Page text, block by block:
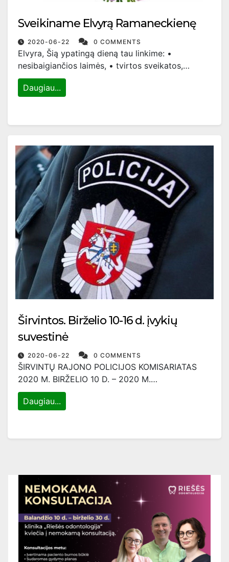
Sveikiname Elvyrą Ramaneckienę
2020-06-22 0 COMMENTS
Elvyra, Šią ypatingą dieną tau linkime: •
nesibaigiančios laimės, • tvirtos sveikatos,…
Daugiau...
Širvintos. Birželio 10-16 d. įvykių
suvestinė
2020-06-22 0 COMMENTS
ŠIRVINTŲ RAJONO POLICIJOS KOMISARIATAS
2020 M. BIRŽELIO 10 D. – 2020 M.…
Daugiau...